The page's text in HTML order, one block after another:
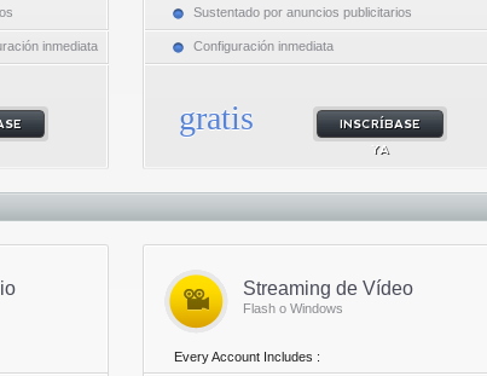
inmediata
Sustentado por anuncios publicitarios
Configuración inmediata
gratis
INSCRÍBASE
YA
Streaming de Vídeo
Flash o Windows
Every Account Includes :